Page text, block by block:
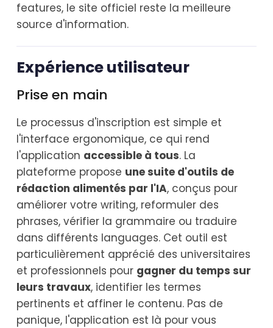
features, le site officiel reste la meilleure
source d'information.
Expérience utilisateur
Prise en main
Le processus d'inscription est simple et
l'interface ergonomique, ce qui rend
l'application accessible à tous. La
plateforme propose une suite d'outils de
rédaction alimentés par l'IA, conçus pour
améliorer votre writing, reformuler des
phrases, vérifier la grammaire ou traduire
dans différents languages. Cet outil est
particulièrement apprécié des universitaires
et professionnels pour gagner du temps sur
leurs travaux, identifier les termes
pertinents et affiner le contenu. Pas de
panique, l'application est là pour vous